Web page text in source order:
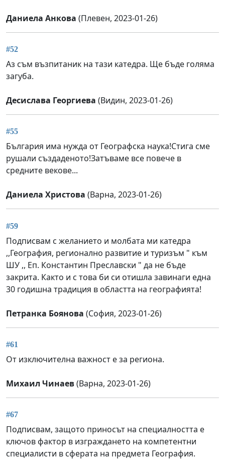
Даниела Анкова (Плевен, 2023-01-26)
#52
Аз съм възпитаник на тази катедра. Ще бъде голяма
загуба.
Десислава Георгиева (Видин, 2023-01-26)
#55
България има нужда от Географска наука!Стига сме
рушали създаденото!Затъваме все повече в
средните векове...
Даниела Христова (Варна, 2023-01-26)
#59
Подписвам с желанието и молбата ми катедра
,,География, регионално развитие и туризъм " към
ШУ ,, Еп. Константин Преславски " да не бъде
закрита. Както и с това би си отишла завинаги една
30 годишна традиция в областта на географията!
Петранка Боянова (София, 2023-01-26)
#61
От изключителна важност е за региона.
Михаил Чинаев(Варна, 2023-01-26)
#67
Подписвам, защото приносът на специалността е
ключов фактор в изграждането на компетентни
специалисти в сферата на предмета География.